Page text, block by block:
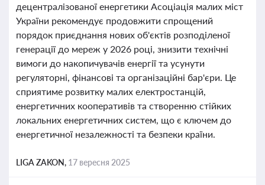
децентралізованої енергетики Асоціація малих міст
України рекомендує продовжити спрощений
порядок приєднання нових об'єктів розподіленої
генерації до мереж у 2026 році, знизити технічні
вимоги до накопичувачів енергії та усунути
регуляторні, фінансові та організаційні бар'єри. Це
сприятиме розвитку малих електростанцій,
енергетичних кооперативів та створенню стійких
локальних енергетичних систем, що є ключем до
енергетичної незалежності та безпеки країни.
LIGA ZAKON, 17 вересня 2025